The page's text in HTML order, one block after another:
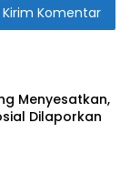
Menyesatkan,
Dilaporkan